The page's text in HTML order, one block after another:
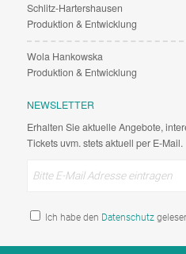
Schlitz-Hartershausen
Produktion & Entwicklung
Wola Hankowska
Produktion & Entwicklung
NEWSLETTER
Erhalten Sie aktuelle Angebote,
Tickets uvm. stets aktuell per E-Mail.
Ich habe den Datenschutz